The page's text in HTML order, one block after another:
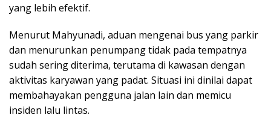
yang lebih efektif.
Menurut Mahyunadi, aduan mengenai bus yang parkir
dan menurunkan penumpang tidak pada tempatnya
sudah sering diterima, terutama di kawasan dengan
aktivitas karyawan yang padat. Situasi ini dinilai dapat
membahayakan pengguna jalan lain dan memicu
insiden lalu lintas.